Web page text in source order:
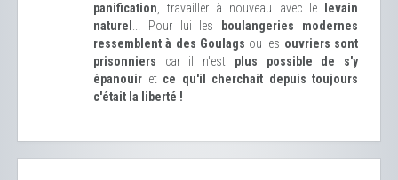
panification , travailler à nouveau avec le
levain
naturel
... Pour lui les
boulangeries modernes
ressemblent à des Goulags ou les ouvriers sont
prisonniers car il n'est plus possible de s'y
épanouir et ce qu'il cherchait depuis toujours
c'était la liberté !